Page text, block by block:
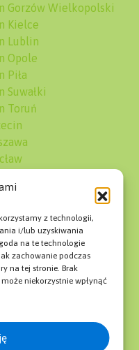
z technologii,
i/lub uzyskiwania
na te technologie
zachowanie podczas
na tej stronie. Brak
niekorzystnie wpłynąć
Gorzów Wielkopolski
Kielce
Lublin
Opole
Piła
Suwałki
Toruń
w Google Maps